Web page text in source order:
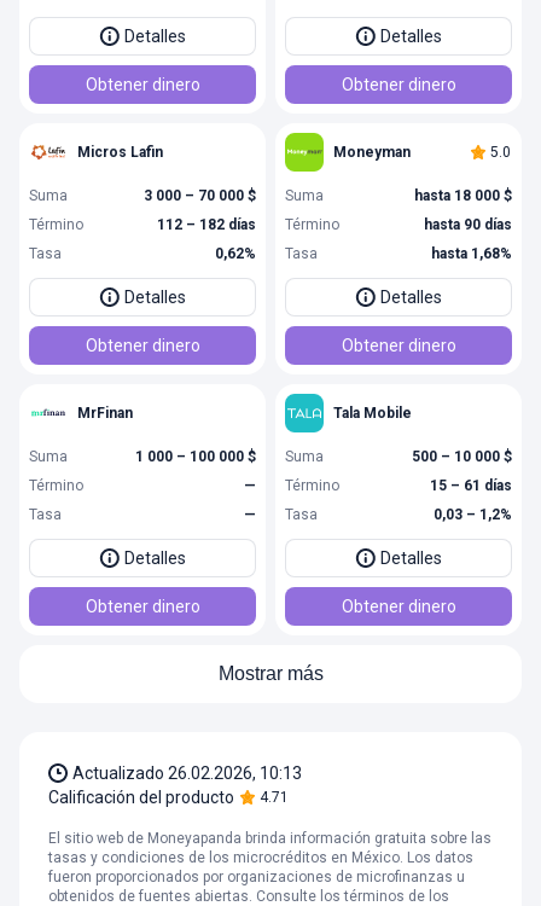
Detalles
Obtener dinero
Detalles
Obtener dinero
Micros Lafin
Suma
3 000 – 70 000 $
Término
112 – 182 días
Tasa
0,62%
Detalles
Obtener dinero
Moneyman 5.0
Suma
hasta 18 000 $
Término
hasta 90 días
Tasa
hasta 1,68%
Detalles
Obtener dinero
MrFinan
Suma
1 000 – 100 000 $
Término
—
Tasa
—
Detalles
Obtener dinero
Tala Mobile
Suma
500 – 10 000 $
Término
15 – 61 días
Tasa
0,03 – 1,2%
Detalles
Obtener dinero
Mostrar más
Actualizado 26.02.2026, 10:13
Calificación del producto
4.71
El sitio web de Moneyapanda brinda información gratuita sobre las
tasas y condiciones de los microcréditos en México. Los datos
fueron proporcionados por organizaciones de microfinanzas u
obtenidos de fuentes abiertas. Consulte los términos de los